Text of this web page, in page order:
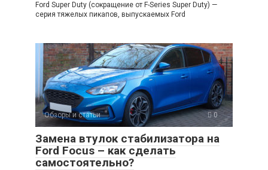
Ford Super Duty (сокращение от F-Series Super Duty) —
серия тяжелых пикапов, выпускаемых Ford
Обзоры и статьи 0
Замена втулок стабилизатора на
Ford Focus – как сделать
самостоятельно?